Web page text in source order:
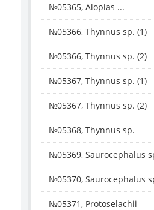
№05365, Alopias ...
№05366, Thynnus sp. (1)
№05366, Thynnus sp. (2)
№05367, Thynnus sp. (1)
№05367, Thynnus sp. (2)
№05368, Thynnus sp.
№05369, Saurocephalus
№05370, Saurocephalus
№05371, Protoselachii